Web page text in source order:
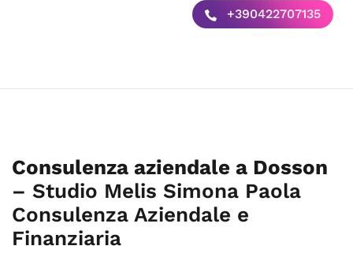
+390422707135
Consulenza aziendale a Dosson
– Studio Melis Simona Paola
Consulenza Aziendale e
Finanziaria